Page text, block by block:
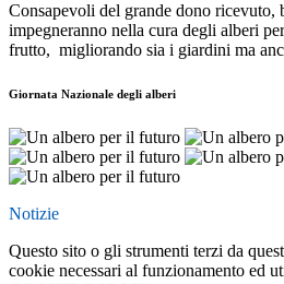
Consapevoli del grande dono ricevuto,
impegneranno nella cura degli alberi
frutto, migliorando sia i giardini ma
Giornata Nazionale degli alberi
Notizie
Questo sito o gli strumenti terzi da
cookie necessari al funzionamento ed